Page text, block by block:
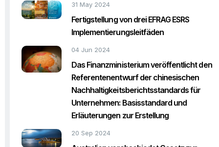
31 May 2024
Fertigstellung von drei EFRAG ESRS
Implementierungsleitfäden
04 Jun 2024
Das Finanzministerium veröffentlicht den
Referentenentwurf der chinesischen
Nachhaltigkeitsberichtsstandards für
Unternehmen: Basisstandard und
Erläuterungen zur Erstellung
20 Sep 2024